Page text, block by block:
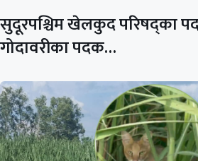
सुदूरपश्चिम खेलकुद परिषद्का
गोदावरीका पदक…